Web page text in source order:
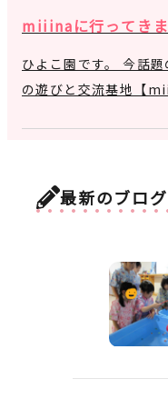
miiinaに行ってきま
ひよこ園です。 今話
の遊びと交流基地【
最新のブログ